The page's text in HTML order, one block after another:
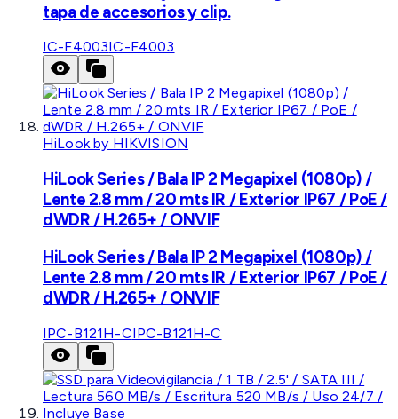
tapa de accesorios y clip.
IC-F4003IC-F4003
HiLook by HIKVISION
HiLook Series / Bala IP 2 Megapixel (1080p) /
Lente 2.8 mm / 20 mts IR / Exterior IP67 / PoE /
dWDR / H.265+ / ONVIF
HiLook Series / Bala IP 2 Megapixel (1080p) /
Lente 2.8 mm / 20 mts IR / Exterior IP67 / PoE /
dWDR / H.265+ / ONVIF
IPC-B121H-CIPC-B121H-C